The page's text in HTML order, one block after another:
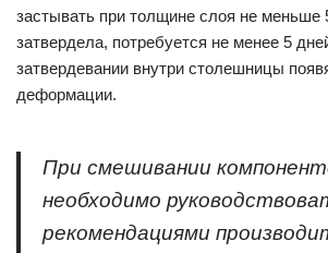
застывать при толщине слоя не
затвердела, потребуется не менее 5
затвердевании внутри столешницы
деформации.
При смешивании
необходимо
рекомендациями